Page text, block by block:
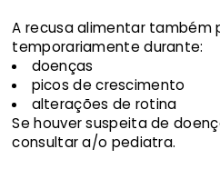
A recusa alimentar também
temporariamente durante:
doenças
picos de crescimento
alterações de rotina
Se houver suspeita de
consultar a/o pediatra.